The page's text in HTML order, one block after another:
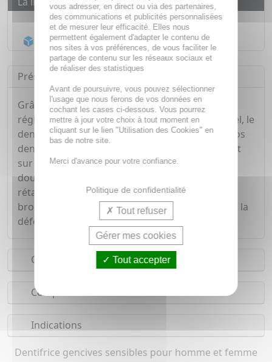
Livraison gratuite dès55€
Acheminement Chronoposten 24h*
Présentation
Grâce à sa composition enrichie en racine de
réglisse, décongestionnant et antalgique naturel, le
dentifrice Arthrodont permet un brossage de vos
dents sans agresser votre gencive. Son effet agit
sur la gencive qu'il guérit, diminuant ainsi les
douleurs et les saignements. Votre gencive est
rétablie, vous permettant un retour rapide au
brossage normal. Protège les gencives, favorise la
défense naturelle de la dent.
Conseils d'utilisation
Composition
Indications
Dentifrice gencives sensibles pour homme et femme
vous adresser, en direct ou via des partenaires,
des communications et publicités personnalisées
et de mesurer leur efficacité. Elles nous
permettent également d'adapter le contenu de
nos sites à vos préférences, de vous faciliter le
partage de contenu sur les réseaux sociaux et
de réaliser des statistiques
Avant de poursuivre, vous pouvez sélectionner
l'usage que nous ferons de vos données en
cochant les cases ci-dessous. Vous pourrez
mettre à jour votre choix à tout moment en
cliquant sur le lien "Utilisation des Cookies" en
bas de notre site.
Merci d'avance pour votre confiance.
Politique de confidentialité
Tout refuser
Gérer mes cookies
Tout accepter